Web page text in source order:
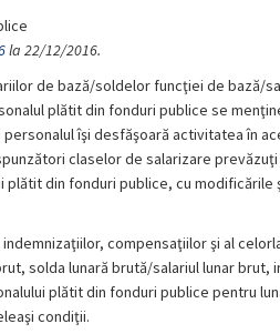
la 22/12/2016.
de bază/soldelor funcţiei de bază/
plătit din fonduri publice se
îşi desfăşoară activitatea în
claselor de salarizare prevăzuţi
plătit din fonduri publice, cu modificările
compensaţiilor şi al
solda lunară brută/salariul lunar brut,
plătit din fonduri publice pentru
condiţii.